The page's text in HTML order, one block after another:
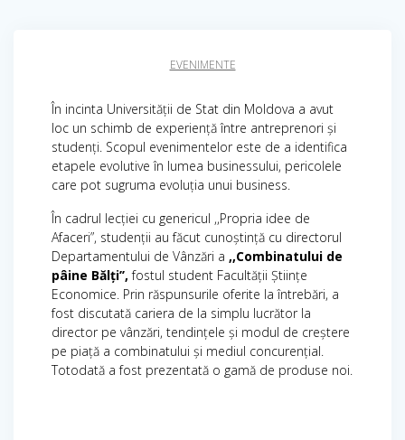
EVENIMENTE
În incinta Universității de Stat din Moldova a avut
loc un schimb de experiență între antreprenori și
studenți. Scopul evenimentelor este de a identifica
etapele evolutive în lumea businessului, pericolele
care pot sugruma evoluția unui business.
În cadrul lecției cu genericul ,,Propria idee de
Afaceri”, studenții au făcut cunoștință cu directorul
Departamentului de Vânzări a ,,Combinatului de
pâine Bălți’’,fostul student Facultății Științe
Economice. Prin răspunsurile oferite la întrebări, a
fost discutată cariera de la simplu lucrător la
director pe vânzări, tendințele și modul de creștere
pe piață a combinatului și mediul concurențial.
Totodată a fost prezentată o gamă de produse noi.